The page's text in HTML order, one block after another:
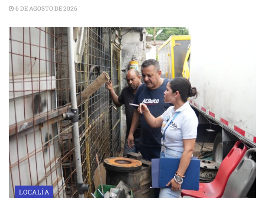
6 DE AGOSTO DE 2026
LOCALÍA